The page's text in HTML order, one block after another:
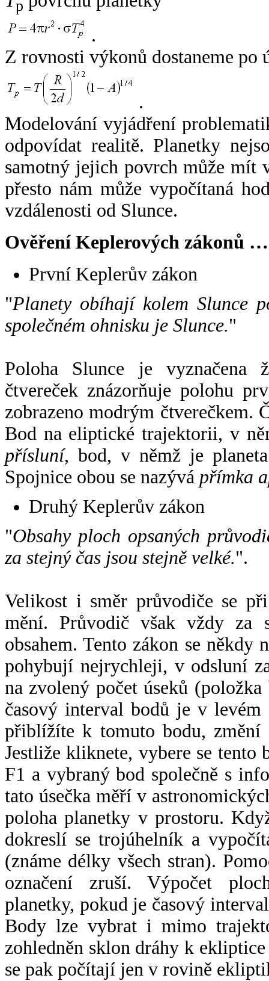
p
.
Z rovnosti výkonů dostaneme po
.
Modelování vyjádření
odpovídat realitě. Planetky
samotný jejich povrch může mít
přesto nám může vypočítaná
vzdálenosti od Slunce.
Ověření Keplerových zákonů …
První Keplerův zákon
"Planety obíhají kolem Slunce
společném ohnisku je Slunce."
Poloha Slunce je vyznačena
čtvereček znázorňuje polohu
zobrazeno modrým čtverečkem.
Bod na eliptické trajektorii, v
přísluní, bod, v němž je
Spojnice obou se nazývá přímka
Druhý Keplerův zákon
"Obsahy ploch opsaných
za stejný čas jsou stejně velké.".
Velikost i směr průvodiče se
mění. Průvodič však vždy za
obsahem. Tento zákon se někdy
pohybují nejrychleji, v odsluní
na zvolený počet úseků
časový interval bodů je v
přiblížíte k tomuto bodu,
Jestliže kliknete, vybere se tento
F1 a vybraný bod společně s
tato úsečka měří v
poloha planetky v prostoru.
dokreslí se trojúhelník a
(známe délky všech stran).
označení zruší. Výpočet
planetky, pokud je časový
Body lze vybrat i mimo
zohledněn sklon dráhy k
se pak počítají jen v rovině